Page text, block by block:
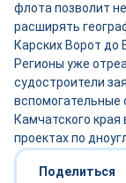
флота позволит
расширять
Карских Ворот до
Регионы уже
судостроители
вспомогательные
Камчатского
проектах по
Поделиться